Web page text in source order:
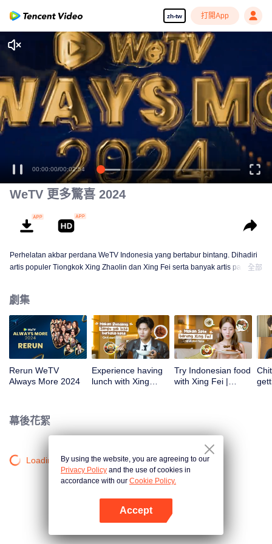
zh-tw 打開App
00:00:00/00:02:54
WeTV 更多驚喜 2024
Perhelatan akbar perdana WeTV Indonesia yang bertabur bintang. Dihadiri
artis populer Tiongkok Xing Zhaolin dan Xing Fei serta banyak artis papan
banyak lagi. Plus penampilan spesial dari Rossa. Di acara ini WeTV
Indonesia juga mengumumkan WeTV Original series yang akan tayang
tahun mendatang.
全部
劇集
Rerun WeTV
Always More 2024
Experience having
lunch with Xing
Try Indonesian food
with Xing Fei |
幕後花絮
Loading…By using the website, you are agreeing to our
Privacy Policy and the use of cookies in
accordance with our Cookie Policy.
Accept